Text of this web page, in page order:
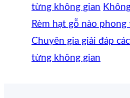
từng không gian
Rèm hạt gỗ nào
Chuyên gia giải đáp
từng không gian